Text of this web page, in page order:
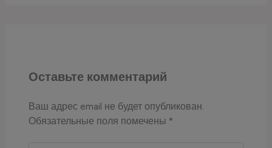
Оставьте комментарий
Ваш адрес email не будет опубликован.
Обязательные поля помечены *